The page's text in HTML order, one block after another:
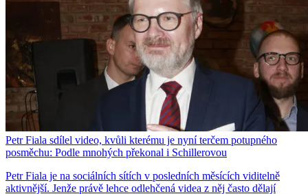
Petr Fiala sdílel video, kvůli kterému je nyní terčem potupného
posměchu: Podle mnohých překonal i Schillerovou
Petr Fiala je na sociálních sítích v posledních měsících viditelně
aktivnější. Jenže právě lehce odlehčená videa z něj často dělají